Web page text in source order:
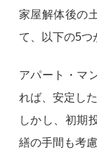
家屋解体後の
て、以下の5つ
アパート・マ
れば、安定し
しかし、初期
繕の手間も考